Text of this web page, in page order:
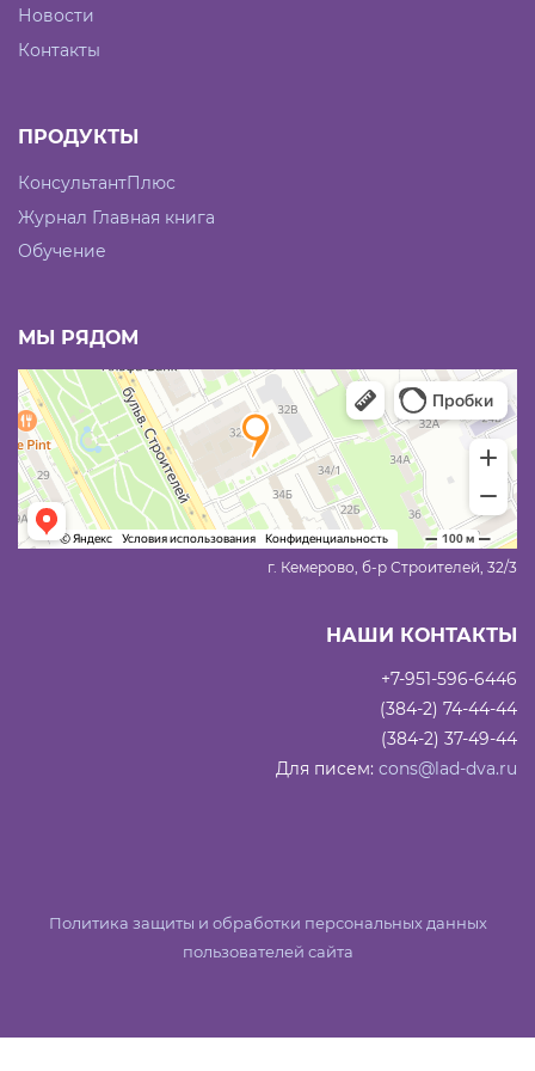
Новости
Контакты
ПРОДУКТЫ
КонсультантПлюс
Журнал Главная книга
Обучение
МЫ РЯДОМ
г. Кемерово, б-р Строителей, 32/3
НАШИ КОНТАКТЫ
+7-951-596-6446
(384-2) 74-44-44
(384-2) 37-49-44
Для писем: cons@lad-dva.ru
Политика защиты и обработки персональных данных
пользователей сайта